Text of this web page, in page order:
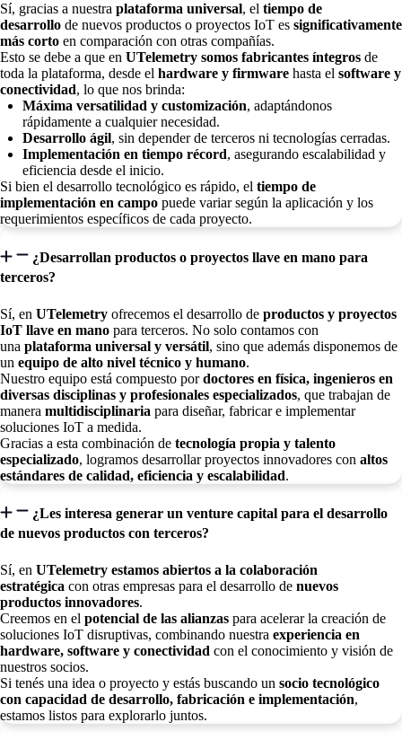
Sí, gracias a nuestra plataforma universal, el tiempo de
desarrollo de nuevos productos o proyectos IoT es significativamente
más corto en comparación con otras compañías.
Esto se debe a que en UTelemetry somos fabricantes íntegros de
toda la plataforma, desde el hardware y firmware hasta el software y
conectividad, lo que nos brinda:
Máxima versatilidad y customización, adaptándonos
rápidamente a cualquier necesidad.
Desarrollo ágil, sin depender de terceros ni tecnologías cerradas.
Implementación en tiempo récord, asegurando escalabilidad y
eficiencia desde el inicio.
Si bien el desarrollo tecnológico es rápido, el tiempo de
implementación en campo puede variar según la aplicación y los
requerimientos específicos de cada proyecto.
¿Desarrollan productos o proyectos llave en mano para
terceros?
Sí, en UTelemetry ofrecemos el desarrollo de productos y proyectos
IoT llave en mano para terceros. No solo contamos con
una plataforma universal y versátil, sino que además disponemos de
un equipo de alto nivel técnico y humano.
Nuestro equipo está compuesto pordoctores en física, ingenieros en
diversas disciplinas y profesionales especializados, que trabajan de
manera multidisciplinaria para diseñar, fabricar e implementar
soluciones IoT a medida.
Gracias a esta combinación de tecnología propia y talento
especializado, logramos desarrollar proyectos innovadores con altos
estándares de calidad, eficiencia y escalabilidad.
¿Les interesa generar un venture capital para el desarrollo
de nuevos productos con terceros?
Sí, en UTelemetry estamos abiertos a la colaboración
estratégica con otras empresas para el desarrollo de nuevos
productos innovadores.
Creemos en el potencial de las alianzas para acelerar la creación de
soluciones IoT disruptivas, combinando nuestra experiencia en
hardware, software y conectividad con el conocimiento y visión de
nuestros socios.
Si tenés una idea o proyecto y estás buscando un socio tecnológico
con capacidad de desarrollo, fabricación e implementación,
estamos listos para explorarlo juntos.